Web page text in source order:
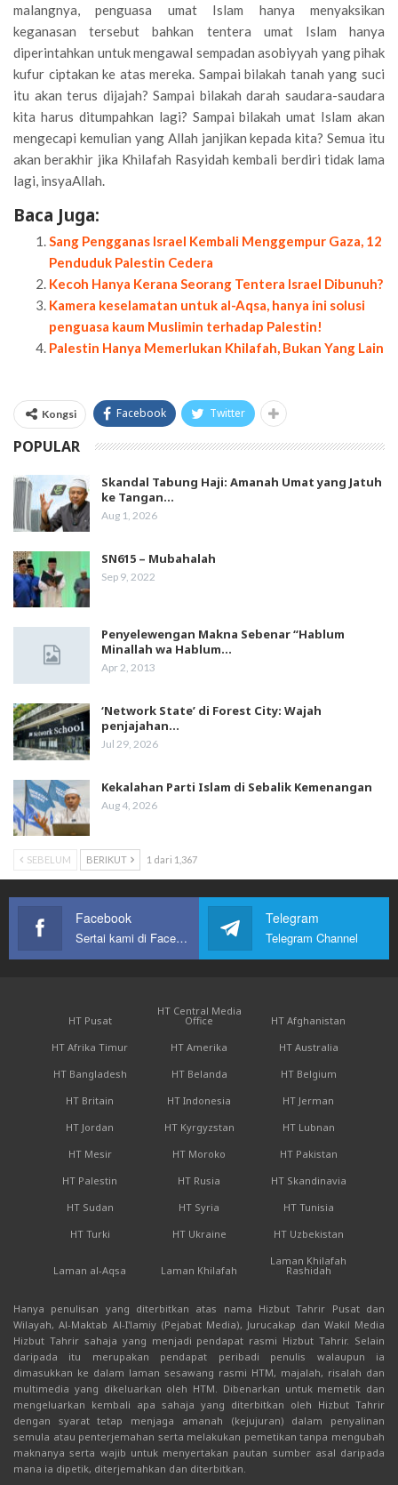
malangnya, penguasa umat Islam hanya menyaksikan
keganasan tersebut bahkan tentera umat Islam hanya
diperintahkan untuk mengawal sempadan asobiyyah yang pihak
kufur ciptakan ke atas mereka. Sampai bilakah tanah yang suci
itu akan terus dijajah? Sampai bilakah darah saudara-saudara
kita harus ditumpahkan lagi? Sampai bilakah umat Islam akan
mengecapi kemulian yang Allah janjikan kepada kita? Semua itu
akan berakhir jika Khilafah Rasyidah kembali berdiri tidak lama
lagi, insyaAllah.
Baca Juga:
Sang Pengganas Israel Kembali Menggempur Gaza, 12
Penduduk Palestin Cedera
Kecoh Hanya Kerana Seorang Tentera Israel Dibunuh?
Kamera keselamatan untuk al-Aqsa, hanya ini solusi
penguasa kaum Muslimin terhadap Palestin!
Palestin Hanya Memerlukan Khilafah, Bukan Yang Lain
Kongsi Facebook Twitter
POPULAR
Skandal Tabung Haji: Amanah Umat yang Jatuh
ke Tangan…
Aug 1, 2026
SN615 – Mubahalah
Sep 9, 2022
Penyelewengan Makna Sebenar “Hablum
Minallah wa Hablum…
Apr 2, 2013
‘Network State’ di Forest City: Wajah
penjajahan…
Jul 29, 2026
Kekalahan Parti Islam di Sebalik Kemenangan
Aug 4, 2026
SEBELUM BERIKUT 1 dari 1,367
Facebook
Sertai kami di Facebook
Telegram
Telegram Channel
HT Pusat
HT Central Media
Office
HT Afghanistan
HT Afrika Timur
HT Amerika
HT Australia
HT Bangladesh
HT Belanda
HT Belgium
HT Britain
HT Indonesia
HT Jerman
HT Jordan
HT Kyrgyzstan
HT Lubnan
HT Mesir
HT Moroko
HT Pakistan
HT Palestin
HT Rusia
HT Skandinavia
HT Sudan
HT Syria
HT Tunisia
HT Turki
HT Ukraine HT Uzbekistan
Laman al-Aqsa Laman Khilafah
Laman Khilafah
Rashidah
Hanya penulisan yang diterbitkan atas nama Hizbut Tahrir Pusat dan
Wilayah, Al-Maktab Al-I'lamiy (Pejabat Media), Jurucakap dan Wakil Media
Hizbut Tahrir sahaja yang menjadi pendapat rasmi Hizbut Tahrir. Selain
daripada itu merupakan pendapat peribadi penulis walaupun ia
dimasukkan ke dalam laman sesawang rasmi HTM, majalah, risalah dan
multimedia yang dikeluarkan oleh HTM. Dibenarkan untuk memetik dan
mengeluarkan kembali apa sahaja yang diterbitkan oleh Hizbut Tahrir
dengan syarat tetap menjaga amanah (kejujuran) dalam penyalinan
semula atau penterjemahan serta melakukan pemetikan tanpa mengubah
maknanya serta wajib untuk menyertakan pautan sumber asal daripada
mana ia dipetik, diterjemahkan dan diterbitkan.